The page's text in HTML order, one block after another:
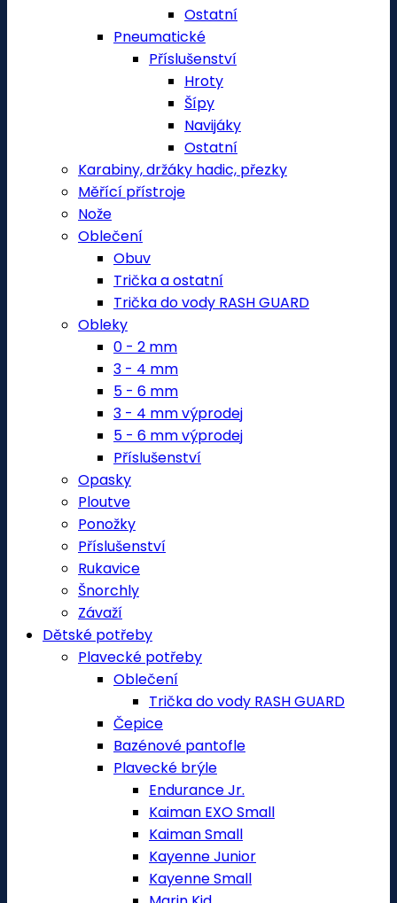
Ostatní
Pneumatické
Příslušenství
Hroty
Šípy
Navijáky
Ostatní
Karabiny, držáky hadic, přezky
Měřící přístroje
Nože
Oblečení
Obuv
Trička a ostatní
Trička do vody RASH GUARD
Obleky
0 - 2 mm
3 - 4 mm
5 - 6 mm
3 - 4 mm výprodej
5 - 6 mm výprodej
Příslušenství
Opasky
Ploutve
Ponožky
Příslušenství
Rukavice
Šnorchly
Závaží
Dětské potřeby
Plavecké potřeby
Oblečení
Trička do vody RASH GUARD
Čepice
Bazénové pantofle
Plavecké brýle
Endurance Jr.
Kaiman EXO Small
Kaiman Small
Kayenne Junior
Kayenne Small